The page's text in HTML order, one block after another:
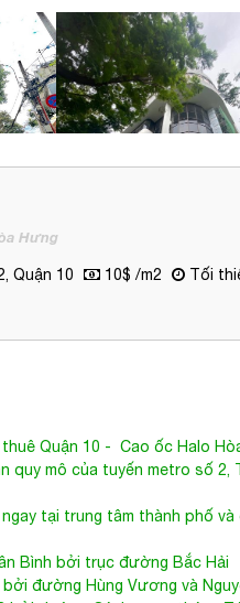
Quận 10 10$ /m2 Tối
Quận 10-Cao ốc Halo
quy mô của tuyến metro số
ngay tại trung tâm thành phố